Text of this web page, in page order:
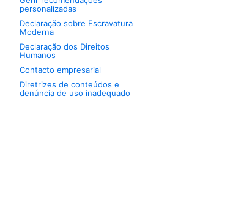
personalizadas
Declaração sobre Escravatura
Moderna
Declaração dos Direitos
Humanos
Contacto empresarial
Diretrizes de conteúdos e
denúncia de uso inadequado